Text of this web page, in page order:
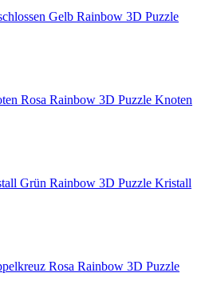
Rainbow 3D Puzzle
Rainbow 3D Puzzle Knoten
Rainbow 3D Puzzle Kristall
Rainbow 3D Puzzle